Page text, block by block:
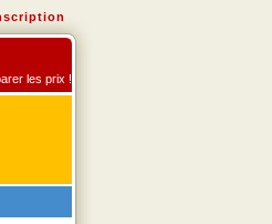
les prix !